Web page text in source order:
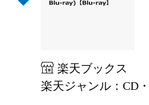
楽天ブックス
楽天ジャンル：CD